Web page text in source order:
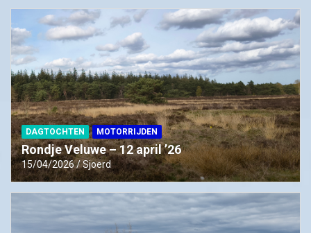
DAGTOCHTEN MOTORRIJDEN
Rondje Veluwe – 12 april ’26
15/04/2026 Sjoerd